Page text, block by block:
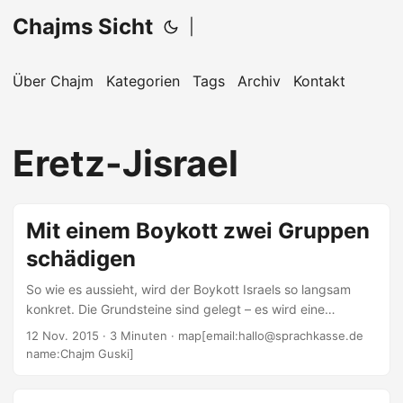
Chajms Sicht
Über Chajm Kategorien Tags Archiv Kontakt
Eretz-Jisrael
Mit einem Boykott zwei Gruppen
schädigen
So wie es aussieht, wird der Boykott Israels so langsam
konkret. Die Grundsteine sind gelegt – es wird eine
Kennzeichnung israelischer Produkte mit konkreter
Herkunft geben. Das macht es den Hassern einfacher, die
12 Nov. 2015 · 3 Minuten · map[email:hallo@sprachkasse.de
name:Chajm Guski]